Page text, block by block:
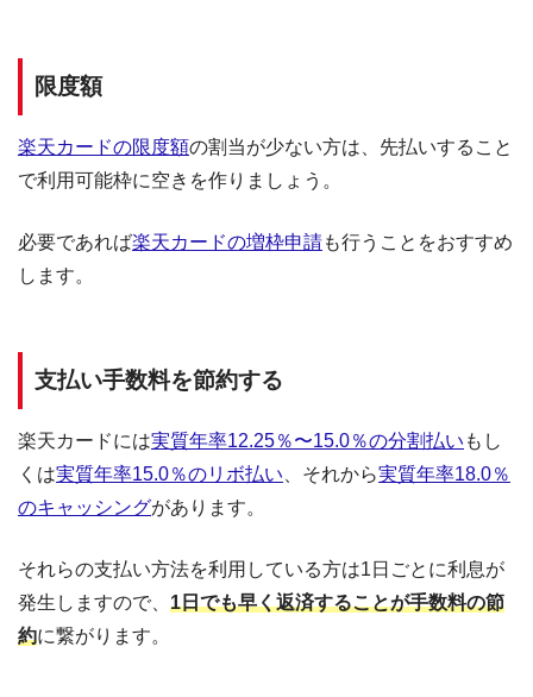
限度額
楽天カードの限度額の割当が少ない方は、先払いすること
で利用可能枠に空きを作りましょう。
必要であれば楽天カードの増枠申請も行うことをおすすめ
します。
支払い手数料を節約する
楽天カードには実質年率12.25％〜15.0％の分割払い もし
くは実質年率15.0％のリボ払い 、それから実質年率18.0％
のキャッシングがあります。
それらの支払い方法を利用している方は1日ごとに利息が
発生しますので、 1日でも早く返済することが手数料の節
約に繋がります。